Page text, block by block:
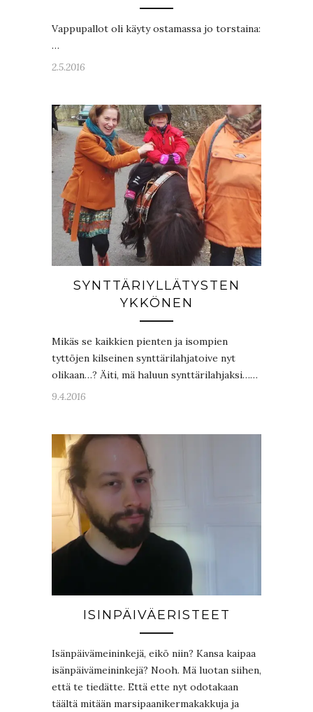
Vappupallot oli käyty ostamassa jo torstaina:
…
2.5.2016
SYNTTÄRIYLLÄTYSTEN
YKKÖNEN
Mikäs se kaikkien pienten ja isompien
tyttöjen kilseinen synttärilahjatoive nyt
olikaan…? Äiti, mä haluun synttärilahjaksi……
9.4.2016
ISINPÄIVÄERISTEET
Isänpäivämeininkejä, eikö niin? Kansa kaipaa
isänpäivämeininkejä? Nooh. Mä luotan siihen,
että te tiedätte. Että ette nyt odotakaan
täältä mitään marsipaanikermakakkuja ja